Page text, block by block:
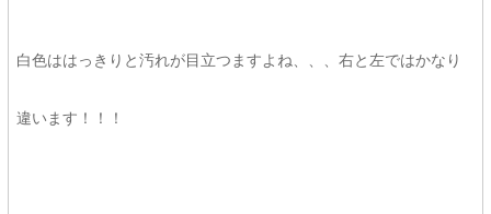
白色ははっきりと汚れが目立つますよね、、、右と左ではかなり
違います！！！